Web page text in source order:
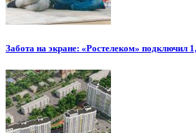
Забота на экране: «Ростелеком»